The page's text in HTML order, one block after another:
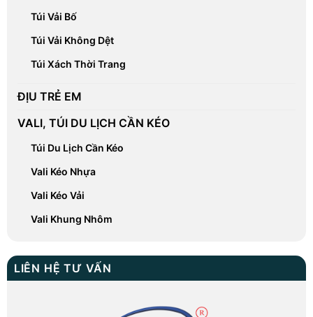
Túi Vải Bố
Túi Vải Không Dệt
Túi Xách Thời Trang
ĐỊU TRẺ EM
VALI, TÚI DU LỊCH CẦN KÉO
Túi Du Lịch Cần Kéo
Vali Kéo Nhựa
Vali Kéo Vải
Vali Khung Nhôm
LIÊN HỆ TƯ VẤN